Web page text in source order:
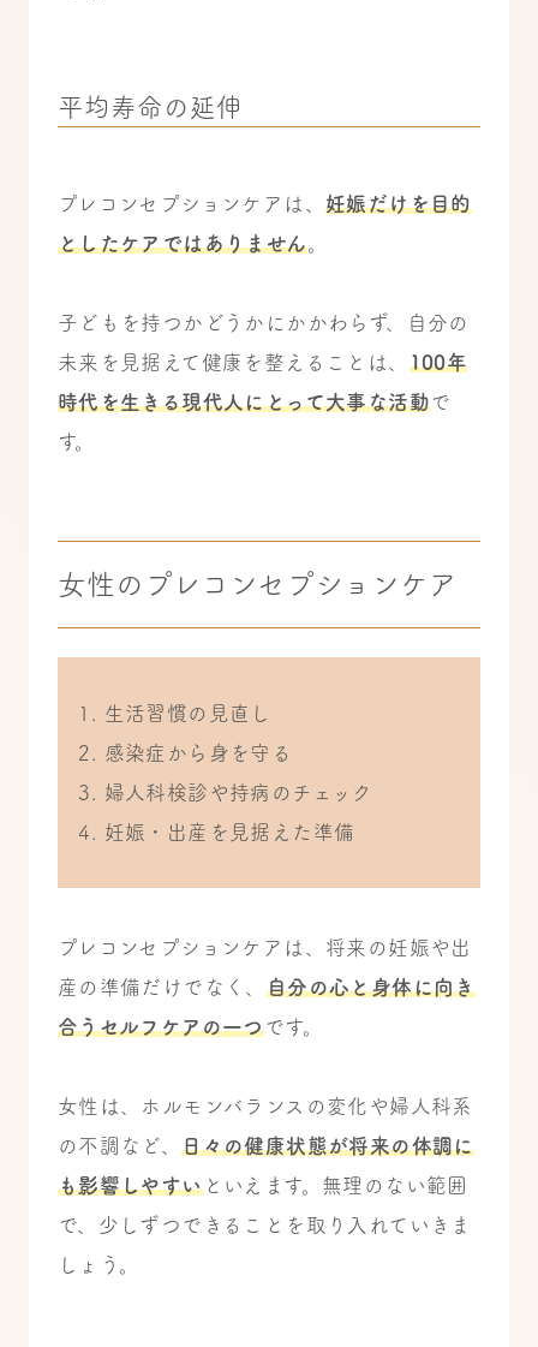
平均寿命の延伸
プレコンセプションケアは、 妊娠だけを目的
としたケアではありません。
子どもを持つかどうかにかかわらず、自分の
未来を見据えて健康を整えることは、 100年
時代を生きる現代人にとって大事な活動で
す。
女性のプレコンセプションケア
生活習慣の見直し
感染症から身を守る
婦人科検診や持病のチェック
妊娠・出産を見据えた準備
プレコンセプションケアは、将来の妊娠や出
産の準備だけでなく、 自分の心と身体に向き
合うセルフケアの一つです。
女性は、ホルモンバランスの変化や婦人科系
の不調など、日々の健康状態が将来の体調に
も影響しやすいといえます。無理のない範囲
で、少しずつできることを取り入れていきま
しょう。